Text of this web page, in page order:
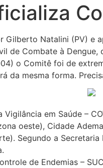
Gilberto Natalini (PV) e
de Combate à Dengue,
o Comitê foi de
da mesma forma.
em Saúde –
oeste), Cidade
Segundo a
de Endemias –